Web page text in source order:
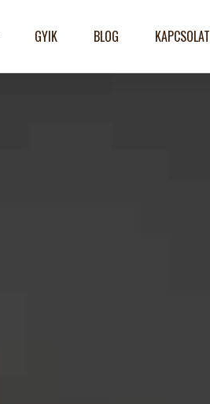
GYIK BLOG KAPCSOLAT